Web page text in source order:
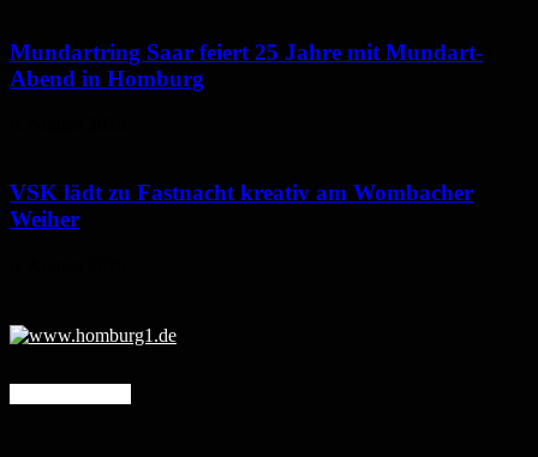
Mundartring Saar feiert 25 Jahre mit Mundart-
Abend in Homburg
VSK lädt zu Fastnacht kreativ am Wombacher
Weiher